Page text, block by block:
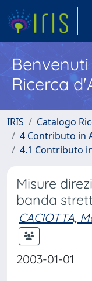
Ricerca
IRIS
Catalogo
4 Contributo in
4.1 Contributo
Misure
banda
CACIOTTA,
2003-01-01